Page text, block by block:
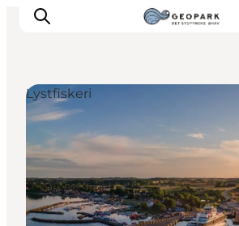
Lystfiskeri